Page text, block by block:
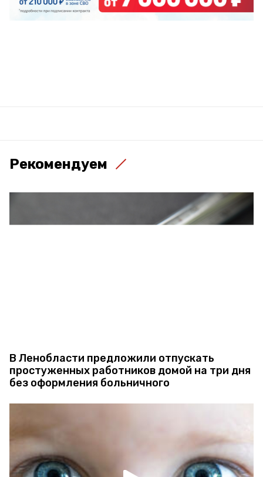
Рекомендуем
В Ленобласти предложили отпускать
простуженных работников домой на три дня
без оформления больничного